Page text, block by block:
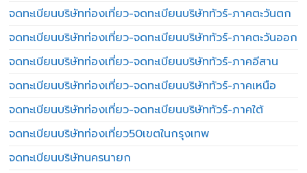
จดทะเบียนบริษัทท่องเที่ยว-จดทะเบียนบริษัททัวร์-ภาคตะวันตก
จดทะเบียนบริษัทท่องเที่ยว-จดทะเบียนบริษัททัวร์-ภาคตะวันออก
จดทะเบียนบริษัทท่องเที่ยว-จดทะเบียนบริษัททัวร์-ภาคอีสาน
จดทะเบียนบริษัทท่องเที่ยว-จดทะเบียนบริษัททัวร์-ภาคเหนือ
จดทะเบียนบริษัทท่องเที่ยว-จดทะเบียนบริษัททัวร์-ภาคใต้
จดทะเบียนบริษัทท่องเที่ยว50เขตในกรุงเทพ
จดทะเบียนบริษัทนครนายก